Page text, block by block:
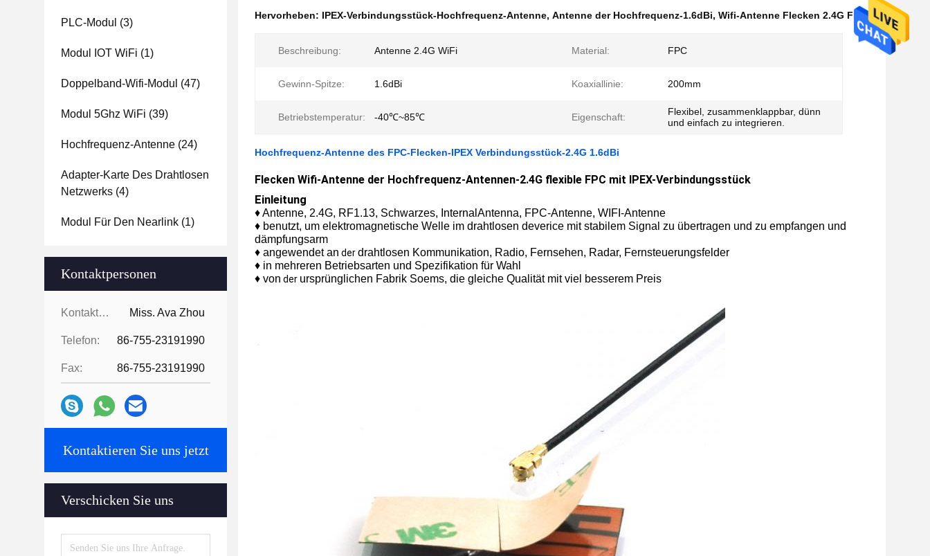
PLC-Modul (3)
Modul IOT WiFi (1)
Doppelband-Wifi-Modul (47)
Modul 5Ghz WiFi (39)
Hochfrequenz-Antenne (24)
Adapter-Karte Des Drahtlosen
Netzwerks (4)
Modul Für Den Nearlink (1)
Kontaktpersonen
Kontaktpersonen: Miss. Ava Zhou
Telefon: 86-755-23191990
Fax: 86-755-23191990
Kontaktieren Sie uns jetzt
Verschicken Sie uns
Hervorheben: IPEX-Verbindungsstück-Hochfrequenz-Antenne, Antenne der Hochfrequenz-1.6dBi, Wifi-Antenne Flecken 2.4G FPC
Beschreibung: Antenne 2.4G WiFi Material: FPC
Gewinn-Spitze: 1.6dBi Koaxiallinie: 200mm
Betriebstemperatur: -40℃~85℃ Eigenschaft:
Flexibel, zusammenklappbar, dünn
und einfach zu integrieren.
Hochfrequenz-Antenne des FPC-Flecken-IPEX Verbindungsstück-2.4G 1.6dBi
Flecken Wifi-Antenne der Hochfrequenz-Antennen-2.4G flexible FPC mit IPEX-Verbindungsstück
Einleitung
♦ Antenne, 2.4G, RF1.13, Schwarzes, InternalAntenna, FPC-Antenne, WIFI-Antenne
♦ benutzt, um elektromagnetische Welle im drahtlosen deverice mit stabilem Signal zu übertragen und zu empfangen und
dämpfungsarm
♦ angewendet an derdrahtlosen Kommunikation, Radio, Fernsehen, Radar, Fernsteuerungsfelder
♦ in mehreren Betriebsarten und Spezifikation für Wahl
♦ von der ursprünglichen Fabrik Soems, die gleiche Qualität mit viel besserem Preis